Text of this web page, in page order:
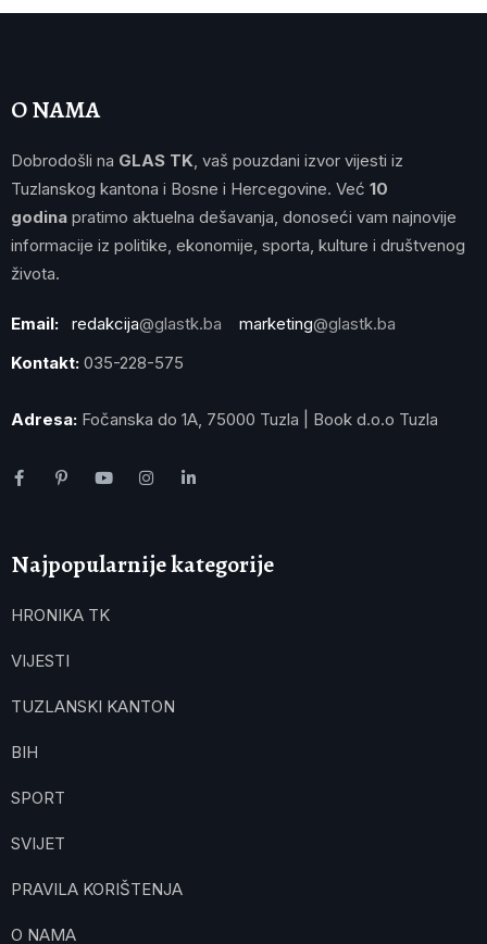
O NAMA
Dobrodošli na GLAS TK , vaš pouzdani izvor vijesti iz
Tuzlanskog kantona i Bosne i Hercegovine. Već 10
godina pratimo aktuelna dešavanja, donoseći vam najnovije
informacije iz politike, ekonomije, sporta, kulture i društvenog
života.
Email: redakcija@glastk.ba marketing@glastk.ba
Kontakt: 035-228-575
Adresa: Fočanska do 1A, 75000 Tuzla | Book d.o.o Tuzla
Najpopularnije kategorije
HRONIKA TK
VIJESTI
TUZLANSKI KANTON
BIH
SPORT
SVIJET
PRAVILA KORIŠTENJA
O NAMA